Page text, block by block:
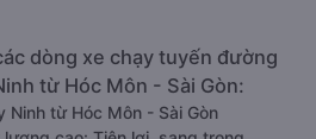
dòng xe chạy tuyến đường
từ Hóc Môn - Sài Gòn:
Ninh từ Hóc Môn - Sài Gòn